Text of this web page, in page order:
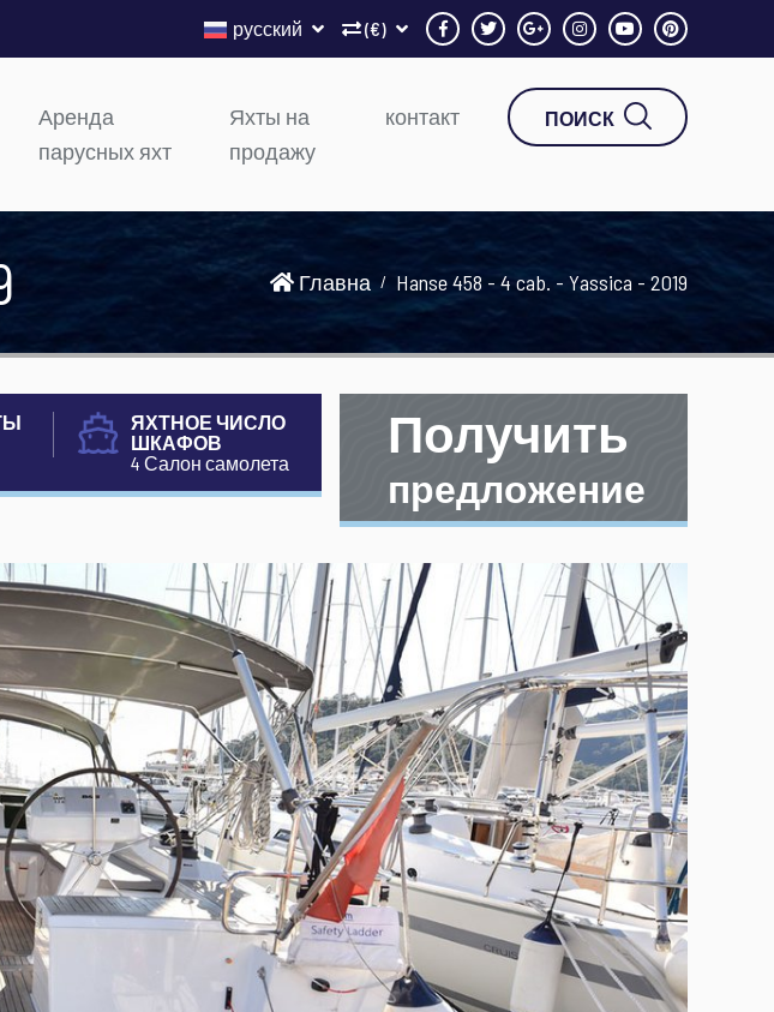
(€)
русский
Аренда
парусных яхт
Яхты на
продажу
контакт ПОИСК
Главна Hanse 458 - 4 cab. - Yassica - 2019
ЯХТНОЕ ЧИСЛО
ШКАФОВ
4 Салон самолета
Получить
предложение